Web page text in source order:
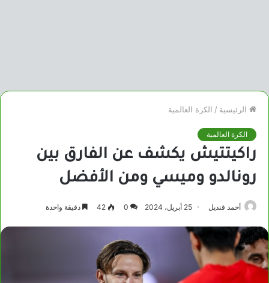
الرئيسية / الكرة العالمية
الكرة العالمية
راكيتتيش يكشف عن الفارق بين
رونالدو وميسي ومن الأفضل
أحمد قنديل 25 أبريل، 2024 0
42 دقيقة واحدة